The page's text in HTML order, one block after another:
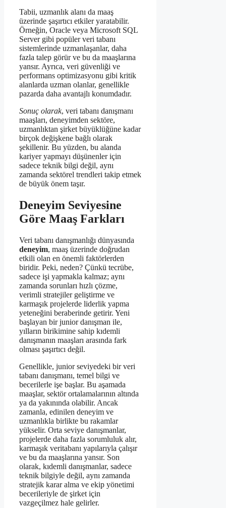
Tabii, uzmanlık alanı da maaş
üzerinde şaşırtıcı etkiler yaratabilir.
Örneğin, Oracle veya Microsoft SQL
Server gibi popüler veri tabanı
sistemlerinde uzmanlaşanlar, daha
fazla talep görür ve bu da maaşlarına
yansır. Ayrıca, veri güvenliği ve
performans optimizasyonu gibi kritik
alanlarda uzman olanlar, genellikle
pazarda daha avantajlı konumdadır.
Sonuç olarak, veri tabanı danışmanı
maaşları, deneyimden sektöre,
uzmanlıktan şirket büyüklüğüne kadar
birçok değişkene bağlı olarak
şekillenir. Bu yüzden, bu alanda
kariyer yapmayı düşünenler için
sadece teknik bilgi değil, aynı
zamanda sektörel trendleri takip etmek
de büyük önem taşır.
Deneyim Seviyesine
Göre Maaş Farkları
Veri tabanı danışmanlığı dünyasında
deneyim, maaş üzerinde doğrudan
etkili olan en önemli faktörlerden
biridir. Peki, neden? Çünkü tecrübe,
sadece işi yapmakla kalmaz; aynı
zamanda sorunları hızlı çözme,
verimli stratejiler geliştirme ve
karmaşık projelerde liderlik yapma
yeteneğini beraberinde getirir. Yeni
başlayan bir junior danışman ile,
yılların birikimine sahip kıdemli
danışmanın maaşları arasında fark
olması şaşırtıcı değil.
Genellikle, junior seviyedeki bir veri
tabanı danışmanı, temel bilgi ve
becerilerle işe başlar. Bu aşamada
maaşlar, sektör ortalamalarının altında
ya da yakınında olabilir. Ancak
zamanla, edinilen deneyim ve
uzmanlıkla birlikte bu rakamlar
yükselir. Orta seviye danışmanlar,
projelerde daha fazla sorumluluk alır,
karmaşık veritabanı yapılarıyla çalışır
ve bu da maaşlarına yansır. Son
olarak, kıdemli danışmanlar, sadece
teknik bilgiyle değil, aynı zamanda
stratejik karar alma ve ekip yönetimi
becerileriyle de şirket için
vazgeçilmez hale gelirler.